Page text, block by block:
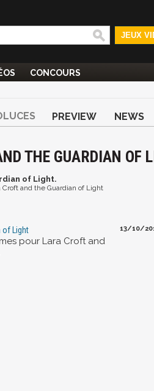
JEUX
CONCOURS
PREVIEW NEWS
THE GUARDIAN OF
of Light.
and the Guardian of Light
of Light
pour Lara Croft and
13/10/